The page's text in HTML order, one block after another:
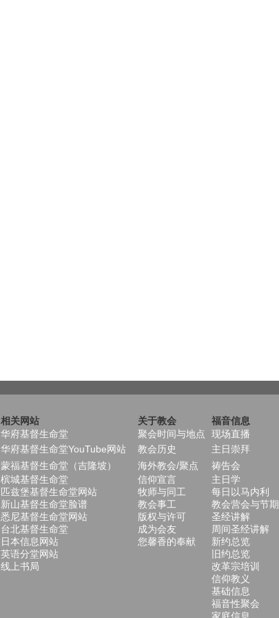
相关网站 关于教会 福音信息
华府基督生命堂 聚会时间与地点 现场直播
华府基督生命堂YouTube网站 教会历史 主日崇拜
蒙福基督生命堂（吉隆坡） 海外教会/聚点 祷告会
槟城基督生命堂
信仰宣言 主日学
匹兹堡基督生命堂网站 牧师与同工 每日以马内利
新山基督生命堂脸谱
教会事工 教会营会与节期
悉尼基督生命堂网站
版权与许可 圣经讲解
台北基督生命堂
成为会友 周间圣经讲解
日本信息网站
您馨香的奉献 新约总览
英语分堂网站
旧约总览
线上书局
改革宗培训
信仰教义
基础信息
福音性聚会